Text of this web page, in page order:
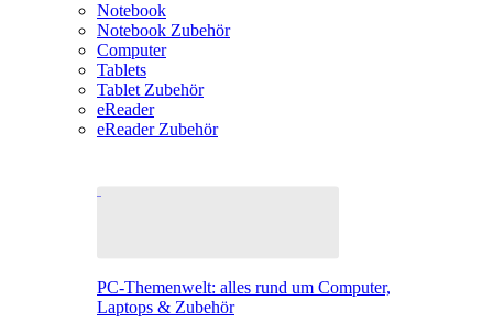
Notebook
Notebook Zubehör
Computer
Tablets
Tablet Zubehör
eReader
eReader Zubehör
PC-Themenwelt: alles rund um Computer,
Laptops & Zubehör